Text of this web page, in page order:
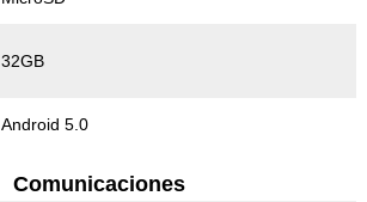
32GB
Android 5.0
Comunicaciones